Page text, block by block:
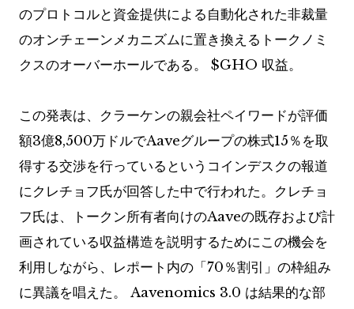
のプロトコルと資金提供による自動化された非裁量
のオンチェーンメカ​​ニズムに置き換えるトークノミ
クスのオーバーホールである。 $GHO 収益。
この発表は、クラーケンの親会社ペイワードが評価
額3億8,500万ドルでAaveグループの株式15％を取
得する交渉を行っているというコインデスクの報道
にクレチョフ氏が回答した中で行われた。クレチョ
フ氏は、トークン所有者向けのAaveの既存および計
画されている収益構造を説明するためにこの機会を
利用しながら、レポート内の「70％割引」の枠組み
に異議を唱えた。 Aavenomics 3.0 は結果的な部